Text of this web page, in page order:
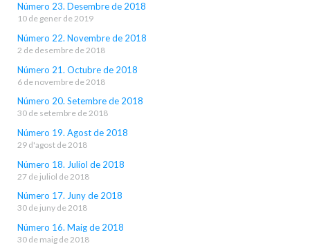
Número 23. Desembre de 2018
10 de gener de 2019
Número 22. Novembre de 2018
2 de desembre de 2018
Número 21. Octubre de 2018
6 de novembre de 2018
Número 20. Setembre de 2018
30 de setembre de 2018
Número 19. Agost de 2018
29 d'agost de 2018
Número 18. Juliol de 2018
27 de juliol de 2018
Número 17. Juny de 2018
30 de juny de 2018
Número 16. Maig de 2018
30 de maig de 2018